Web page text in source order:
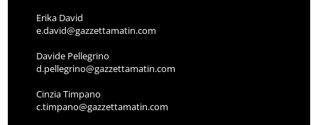
Erika David
e.david@gazzettamatin.com
Davide Pellegrino
d.pellegrino@gazzettamatin.com
Cinzia Timpano
c.timpano@gazzettamatin.com